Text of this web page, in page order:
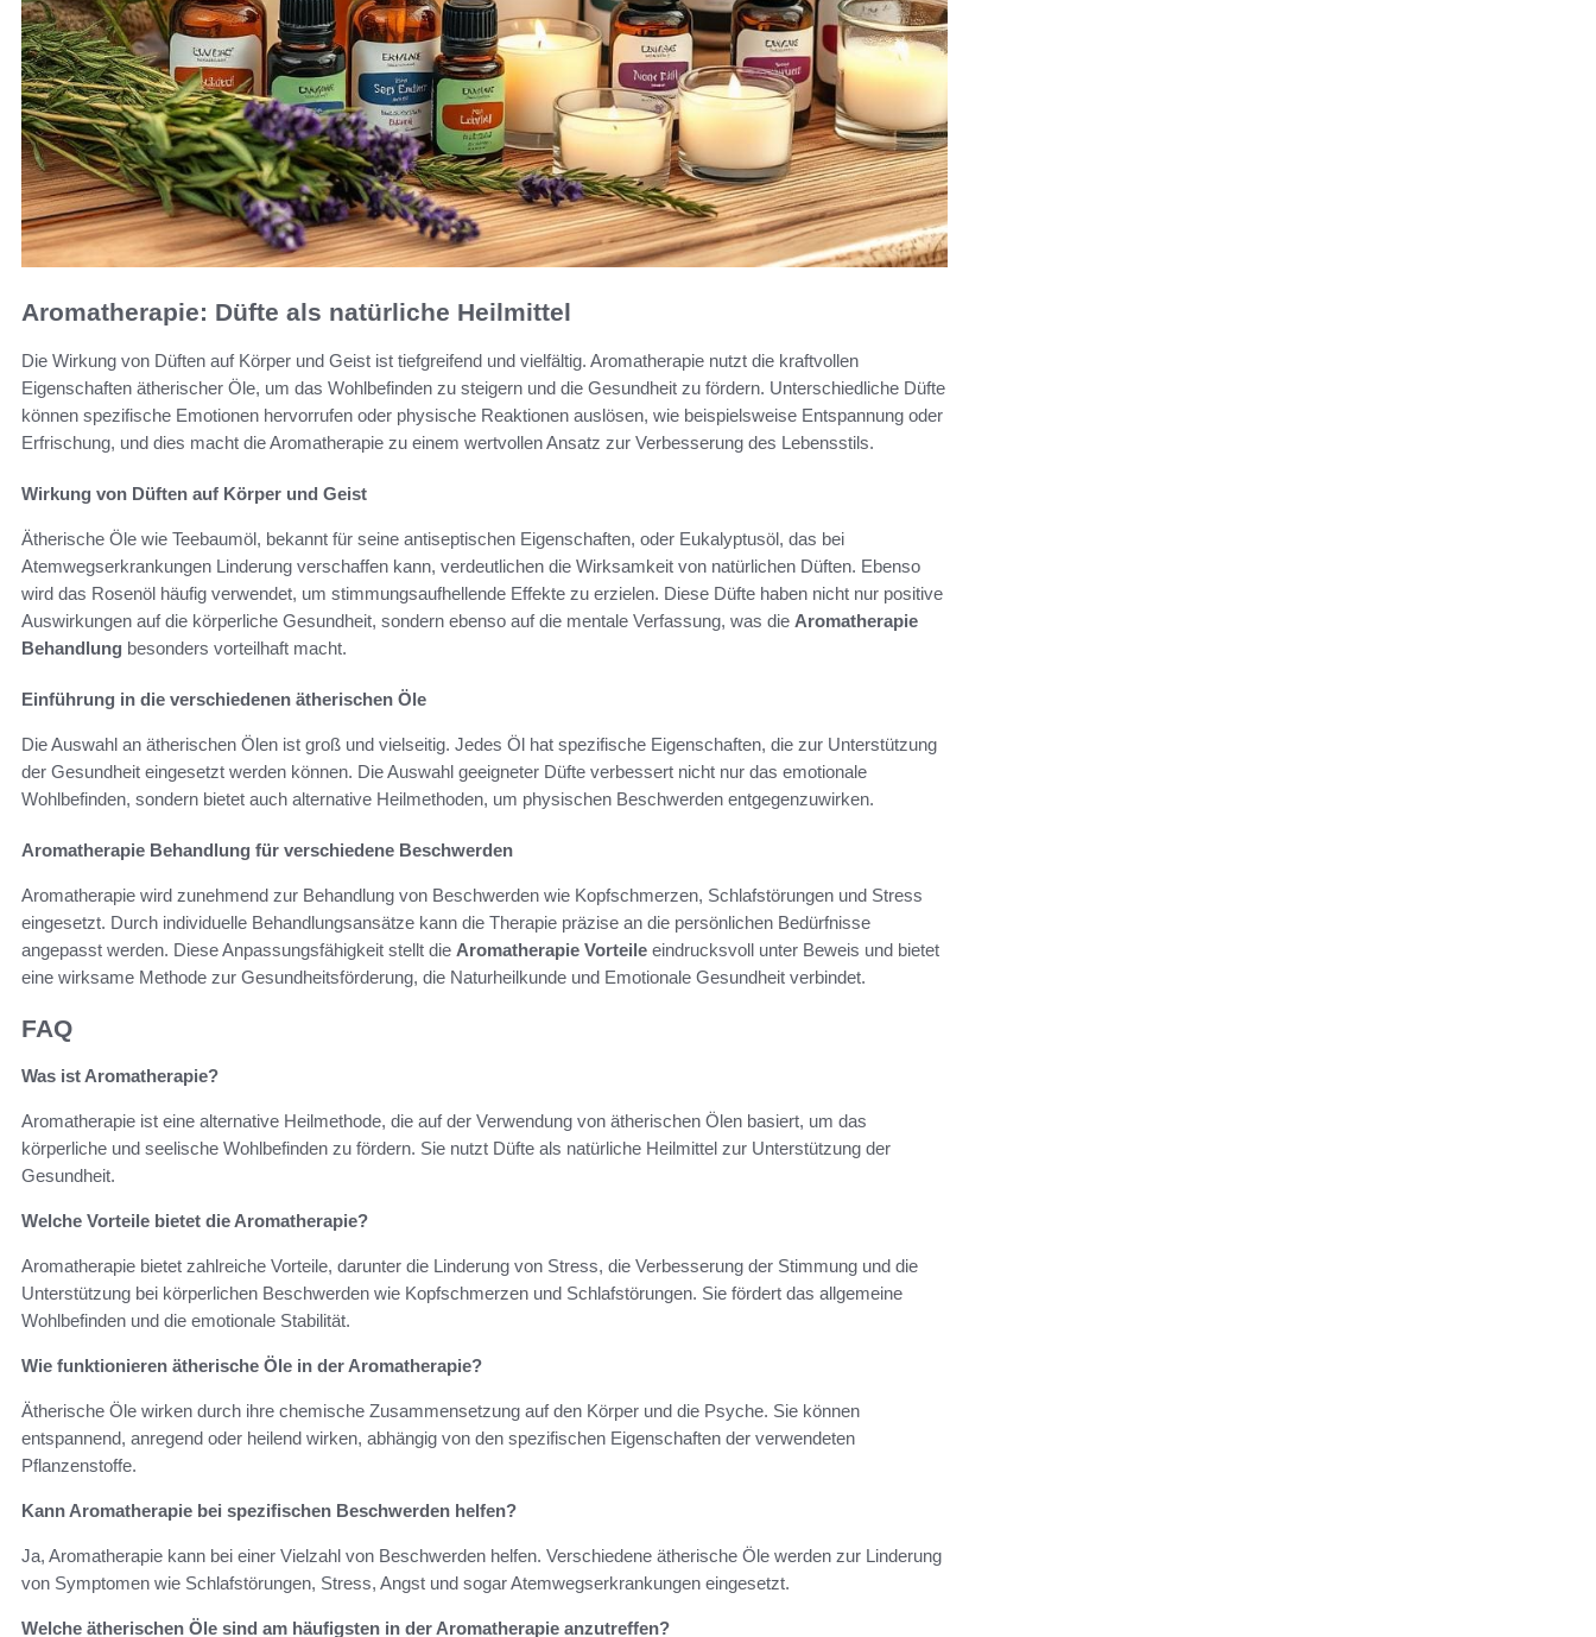
Aromatherapie: Düfte als natürliche Heilmittel
Die Wirkung von Düften auf Körper und Geist ist tiefgreifend und vielfältig. Aromatherapie nutzt die kraftvollen
Eigenschaften ätherischer Öle, um das Wohlbefinden zu steigern und die Gesundheit zu fördern. Unterschiedliche Düfte
können spezifische Emotionen hervorrufen oder physische Reaktionen auslösen, wie beispielsweise Entspannung oder
Erfrischung, und dies macht die Aromatherapie zu einem wertvollen Ansatz zur Verbesserung des Lebensstils.
Wirkung von Düften auf Körper und Geist
Ätherische Öle wie Teebaumöl, bekannt für seine antiseptischen Eigenschaften, oder Eukalyptusöl, das bei
Atemwegserkrankungen Linderung verschaffen kann, verdeutlichen die Wirksamkeit von natürlichen Düften. Ebenso
wird das Rosenöl häufig verwendet, um stimmungsaufhellende Effekte zu erzielen. Diese Düfte haben nicht nur positive
Auswirkungen auf die körperliche Gesundheit, sondern ebenso auf die mentale Verfassung, was die Aromatherapie
Behandlung besonders vorteilhaft macht.
Einführung in die verschiedenen ätherischen Öle
Die Auswahl an ätherischen Ölen ist groß und vielseitig. Jedes Öl hat spezifische Eigenschaften, die zur Unterstützung
der Gesundheit eingesetzt werden können. Die Auswahl geeigneter Düfte verbessert nicht nur das emotionale
Wohlbefinden, sondern bietet auch alternative Heilmethoden, um physischen Beschwerden entgegenzuwirken.
Aromatherapie Behandlung für verschiedene Beschwerden
Aromatherapie wird zunehmend zur Behandlung von Beschwerden wie Kopfschmerzen, Schlafstörungen und Stress
eingesetzt. Durch individuelle Behandlungsansätze kann die Therapie präzise an die persönlichen Bedürfnisse
angepasst werden. Diese Anpassungsfähigkeit stellt die Aromatherapie Vorteile eindrucksvoll unter Beweis und bietet
eine wirksame Methode zur Gesundheitsförderung, die Naturheilkunde und Emotionale Gesundheit verbindet.
FAQ
Was ist Aromatherapie?
Aromatherapie ist eine alternative Heilmethode, die auf der Verwendung von ätherischen Ölen basiert, um das
körperliche und seelische Wohlbefinden zu fördern. Sie nutzt Düfte als natürliche Heilmittel zur Unterstützung der
Gesundheit.
Welche Vorteile bietet die Aromatherapie?
Aromatherapie bietet zahlreiche Vorteile, darunter die Linderung von Stress, die Verbesserung der Stimmung und die
Unterstützung bei körperlichen Beschwerden wie Kopfschmerzen und Schlafstörungen. Sie fördert das allgemeine
Wohlbefinden und die emotionale Stabilität.
Wie funktionieren ätherische Öle in der Aromatherapie?
Ätherische Öle wirken durch ihre chemische Zusammensetzung auf den Körper und die Psyche. Sie können
entspannend, anregend oder heilend wirken, abhängig von den spezifischen Eigenschaften der verwendeten
Pflanzenstoffe.
Kann Aromatherapie bei spezifischen Beschwerden helfen?
Ja, Aromatherapie kann bei einer Vielzahl von Beschwerden helfen. Verschiedene ätherische Öle werden zur Linderung
von Symptomen wie Schlafstörungen, Stress, Angst und sogar Atemwegserkrankungen eingesetzt.
Welche ätherischen Öle sind am häufigsten in der Aromatherapie anzutreffen?